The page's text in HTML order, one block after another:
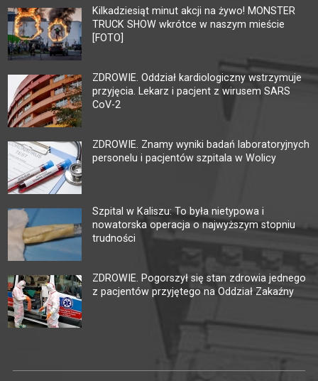
Kilkadziesiąt minut akcji na żywo! MONSTER
TRUCK SHOW wkrótce w naszym mieście
[FOTO]
ZDROWIE. Oddział kardiologiczny wstrzymuje
przyjęcia. Lekarz i pacjent z wirusem SARS
CoV-2
ZDROWIE. Znamy wyniki badań laboratoryjnych
personelu i pacjentów szpitala w Wolicy
Szpital w Kaliszu: To była nietypowa i
nowatorska operacja o najwyższym stopniu
trudności
ZDROWIE. Pogorszył się stan zdrowia jednego
z pacjentów przyjętego na Oddział Zakaźny